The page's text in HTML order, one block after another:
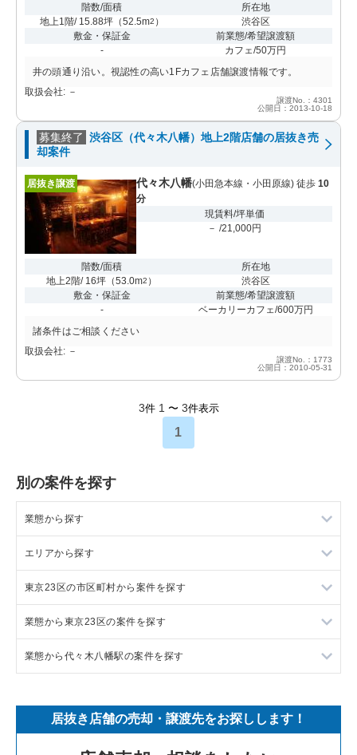
階数/面積
地上1階/ 15.88坪（52.5m2 ）
所在地
渋谷区
敷金・保証金
-
前業態/希望譲渡額
カフェ/50万円
井の頭通り沿い。視認性の高い1Fカフェ店舗譲渡情報です。
取扱会社: －
譲渡No.：4301
公開日：2013-10-18
募集終了 渋谷区（代々木八幡）地上2階店舗の居抜き売
却案件
居抜き譲渡 代々木八幡(小田急本線・小田原線) 徒歩 10
分
現賃料/坪単価
－ /21,000円
階数/面積
地上2階/ 16坪 （53.0m2 ）
所在地
渋谷区
敷金・保証金
-
前業態/希望譲渡額
ベーカリーカフェ/600万円
諸条件はご相談ください
取扱会社: －
譲渡No.：1773
公開日：2010-05-31
3件 1 〜 3件表示
1
別の案件を探す
業態から探す
ラーメンの居抜き売却物件の案件一覧
フランス料理の居抜き売却物件の案件一覧
イタリア料理の居抜き売却物件の案件一覧
中華の居抜き売却物件の案件一覧
寿司の居抜き売却物件の案件一覧
エリアから探す
東京23区の飲食店の居抜き売却物件の案件一覧
東京都下の飲食店の居抜き売却物件の案件一覧
千葉県の飲食店の居抜き売却物件の案件一覧
神奈川県の飲食店の居抜き売却物件の案件一覧
東京23区の市区町村から案件を探す
目黒区の飲食店の居抜き売却物件の案件一覧
渋谷区の飲食店の居抜き売却物件の案件一覧
新宿区の飲食店の居抜き売却物件の案件一覧
業態から東京23区の案件を探す
東京23区のラーメンの居抜き売却物件の案件一覧
東京23区のイタリア料理の居抜き売却物件の案件一覧
業態から代々木八幡駅の案件を探す
代々木八幡駅の焼肉の居抜き売却物件の案件一覧
居抜き店舗の売却・譲渡先をお探しします！